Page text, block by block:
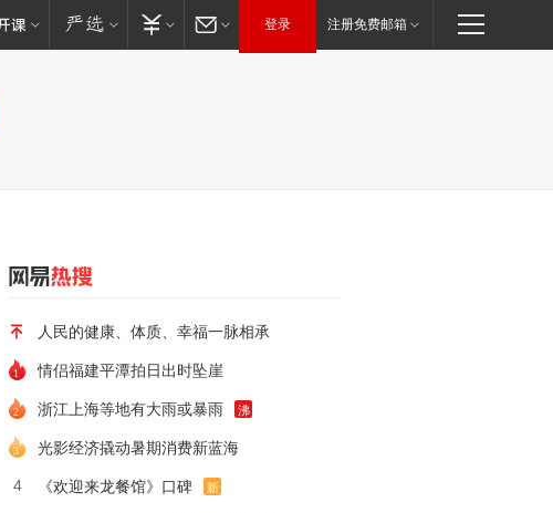
登录 注册免费邮箱
人民的健康、体质、幸福一脉相承
情侣福建平潭拍日出时坠崖
浙江上海等地有大雨或暴雨 沸
光影经济撬动暑期消费新蓝海
4 《欢迎来龙餐馆》口碑 新